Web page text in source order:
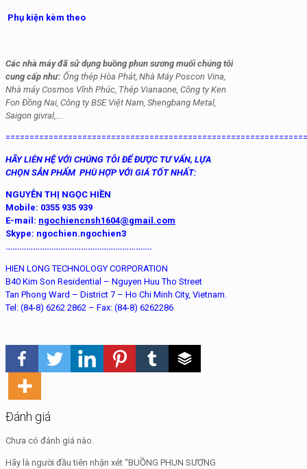
Phụ kiện kèm theo
Các nhà máy đã sử dụng buồng phun sương muối chúng tôi
cung cấp như: Ống thép Hòa Phát, Nhà Máy Poscon Vina,
Nhà máy Cosmos Vĩnh Phúc, Thép Vianaone, Công ty Ken
Fon Đồng Nai, Công ty BSE Việt Nam, Shengbang Metal,
Saigon givral,….
HÃY LIÊN HỆ VỚI CHÚNG TÔI ĐỂ ĐƯỢC TƯ VẤN, LỰA
CHỌN SẢN PHẨM PHÙ HỢP VỚI GIÁ TỐT NHẤT:
NGUYỄN THỊ NGỌC HIỀN
Mobile: 0355 935 939
E-mail: ngochiencnsh1604@gmail.com
Skype: ngochien.ngochien3
……………………………………………………….
HIEN LONG TECHNOLOGY CORPORATION
B40 Kim Son Residential – Nguyen Huu Tho Street
Tan Phong Ward – District 7 – Ho Chi Minh City, Vietnam.
Tel: (84-8) 6262 2862 – Fax: (84-8) 6262286
Đánh giá
Chưa có đánh giá nào.
Hãy là người đầu tiên nhận xét “BUỒNG PHUN SƯƠNG